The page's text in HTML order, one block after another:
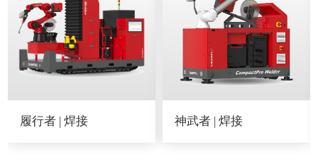
神武者 | 焊接 神行者 | 焊接